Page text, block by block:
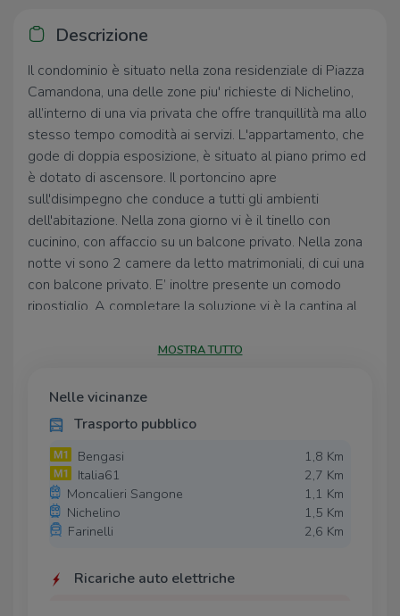
Descrizione
Il condominio è situato nella zona residenziale di Piazza
Camandona, una delle zone piu' richieste di Nichelino,
all’interno di una via privata che offre tranquillità ma allo
stesso tempo comodità ai servizi. L'appartamento, che
gode di doppia esposizione, è situato al piano primo ed
è dotato di ascensore. Il portoncino apre
sull'disimpegno che conduce a tutti gli ambienti
dell'abitazione. Nella zona giorno vi è il tinello con
cucinino, con affaccio su un balcone privato. Nella zona
notte vi sono 2 camere da letto matrimoniali, di cui una
con balcone privato. E’ inoltre presente un comodo
ripostiglio. A completare la soluzione vi è la cantina al
LA PROPRIETA’ RICHIEDE CONTRATTI A TEMPO
DELL’IMPORTO DI 7000 EURO.
MOSTRA TUTTO
Nelle vicinanze
Trasporto pubblico
Bengasi
1,8 Km
Italia61
2,7 Km
Moncalieri Sangone
1,1 Km
Nichelino
1,5 Km
Farinelli
2,6 Km
Ricariche auto elettriche